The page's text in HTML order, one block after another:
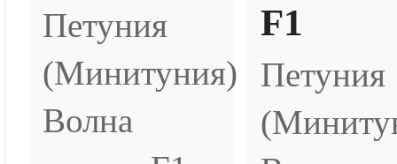
Петуния
(Минитуния)
Волна
F1
Петуния